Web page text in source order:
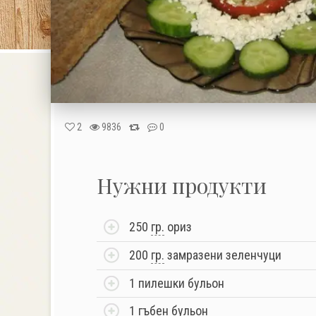
2 9836 0
Нужни продукти
250 гр. ориз
200 гр. замразени зеленчуци
1 пилешки бульон
1 гъбен бульон